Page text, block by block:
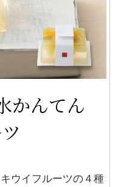
かんてん
ウイフルーツの４種